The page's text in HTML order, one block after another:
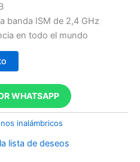
banda ISM de 2,4 GHz
en todo el mundo
WHATSAPP
inalámbricos
lista de deseos